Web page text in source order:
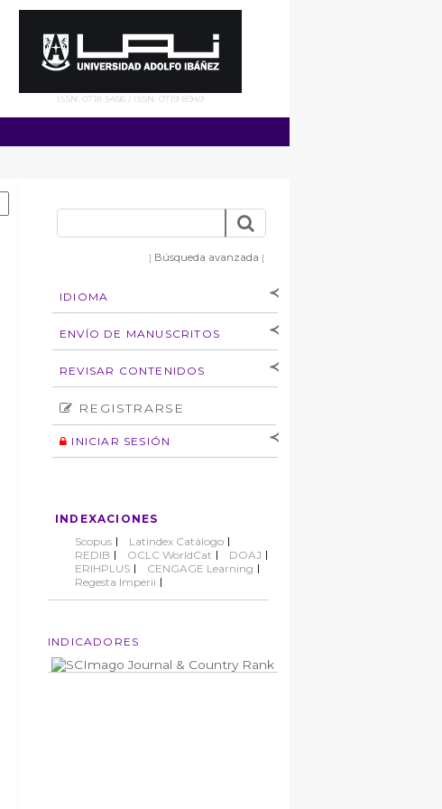
ISSN: 0718-5456 / ISSN: 0719-8949
] Búsqueda avanzada [
IDIOMA
[Español ] [English]
ENVÍO DE MANUSCRITOS
autores
Derechos de autoría
Normas éticas
REVISAR CONTENIDOS
Número
Autor
REGISTRARSE
INICIAR SESIÓN
INDEXACIONES
Scopus
Latindex Catálogo
REDIB
OCLC WorldCat
DOAJ
ERIHPLUS
CENGAGE Learning
Regesta Imperii
INDICADORES